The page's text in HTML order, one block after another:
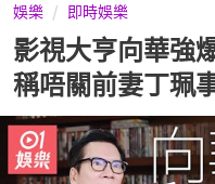
娛樂 即時娛樂
影視大亨向華強
稱唔關前妻丁珮